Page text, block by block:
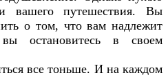
вашего путешествия. Вы
о том, что вам надлежит
остановитесь в своем
все тоньше. И на каждом